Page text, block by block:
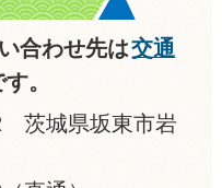
合わせ先は交通
。
茨城県坂東市岩